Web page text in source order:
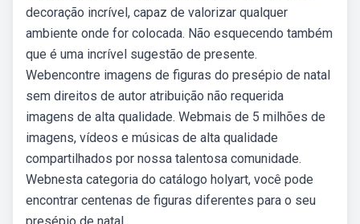
decoração incrível, capaz de valorizar qualquer
ambiente onde for colocada. Não esquecendo também
que é uma incrível sugestão de presente.
Webencontre imagens de figuras do presépio de natal
sem direitos de autor atribuição não requerida
imagens de alta qualidade. Webmais de 5 milhões de
imagens, vídeos e músicas de alta qualidade
compartilhados por nossa talentosa comunidade.
Webnesta categoria do catálogo holyart, você pode
encontrar centenas de figuras diferentes para o seu